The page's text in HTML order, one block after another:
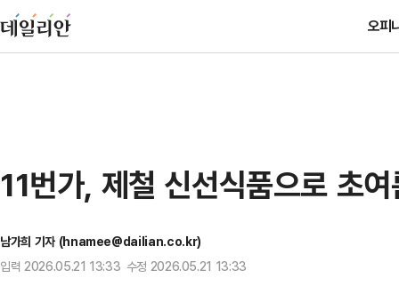
오피
11번가, 제철 신선식품으로 초
남가희 기자 (hnamee@dailian.co.kr)
입력 2026.05.21 13:33 수정 2026.05.21 13:33